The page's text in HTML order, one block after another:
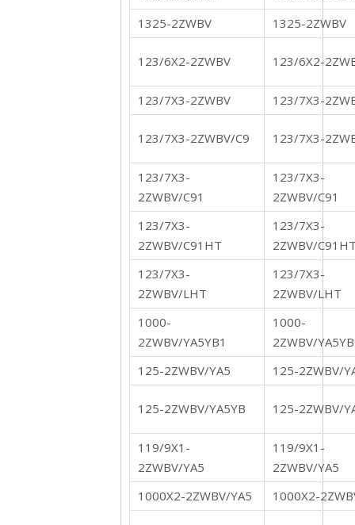
1325-2ZWBV
1325-2ZWBV
123/6X2-2ZWBV 123/6X2-
123/7X3-2ZWBV 123/7X3-
123/7X3-2ZWBV/C9 123/7X3-
123/7X3-
2ZWBV/C91
123/7X3-
2ZWBV/C91
123/7X3-
2ZWBV/C91HT
123/7X3-
2ZWBV/
123/7X3-
2ZWBV/LHT
123/7X3-
2ZWBV/LHT
1000-
2ZWBV/YA5YB1
1000-
2ZWBV/
125-2ZWBV/YA5
125-2ZWBV/
125-2ZWBV/YA5YB 125-2ZWBV/
119/9X1-
2ZWBV/YA5
119/9X1-
2ZWBV/YA5
1000X2-2ZWBV/YA5
1000X2-